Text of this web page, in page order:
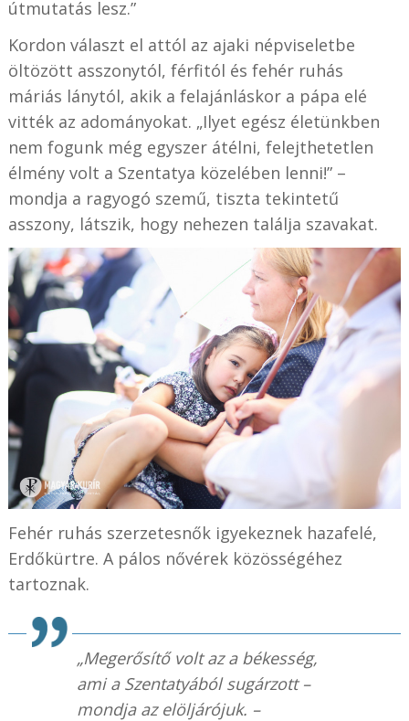
útmutatás lesz.”
Kordon választ el attól az ajaki népviseletbe
öltözött asszonytól, férfitól és fehér ruhás
máriás lánytól, akik a felajánláskor a pápa elé
vitték az adományokat. „Ilyet egész életünkben
nem fogunk még egyszer átélni, felejthetetlen
élmény volt a Szentatya közelében lenni!” –
mondja a ragyogó szemű, tiszta tekintetű
asszony, látszik, hogy nehezen találja szavakat.
Fehér ruhás szerzetesnők igyekeznek hazafelé,
Erdőkürtre. A pálos nővérek közösségéhez
tartoznak.
„Megerősítő volt az a békesség,
ami a Szentatyából sugárzott –
mondja az elöljárójuk. –